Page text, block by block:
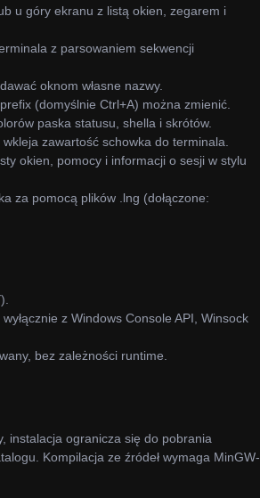
u góry ekranu z listą okien, zegarem i
z parsowaniem sekwencji
oknom własne nazwy.
(domyślnie Ctrl+A) można zmienić.
paska statusu, shella i skrótów.
zawartość schowka do terminala.
okien, pomocy i informacji o sesji w stylu
za pomocą plików .lng (dołączone:
z Windows Console API, Winsock
bez zależności runtime.
instalacja ogranicza się do pobrania
Kompilacja ze źródeł wymaga MinGW-